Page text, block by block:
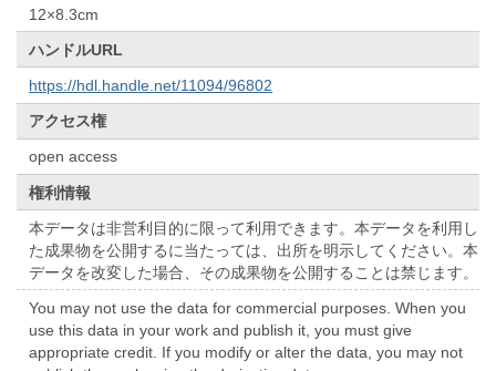
12×8.3cm
ハンドルURL
https://hdl.handle.net/11094/96802
アクセス権
open access
権利情報
本データは非営利目的に限って利用できます。本データを利用し
た成果物を公開するに当たっては、出所を明示してください。本
データを改変した場合、その成果物を公開することは禁じます。
You may not use the data for commercial purposes. When you
use this data in your work and publish it, you must give
appropriate credit. If you modify or alter the data, you may not